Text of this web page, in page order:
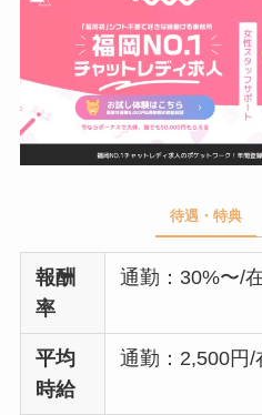
待遇・特典
報酬
率
通勤：30%〜/
平均
時給
通勤：2,500円/